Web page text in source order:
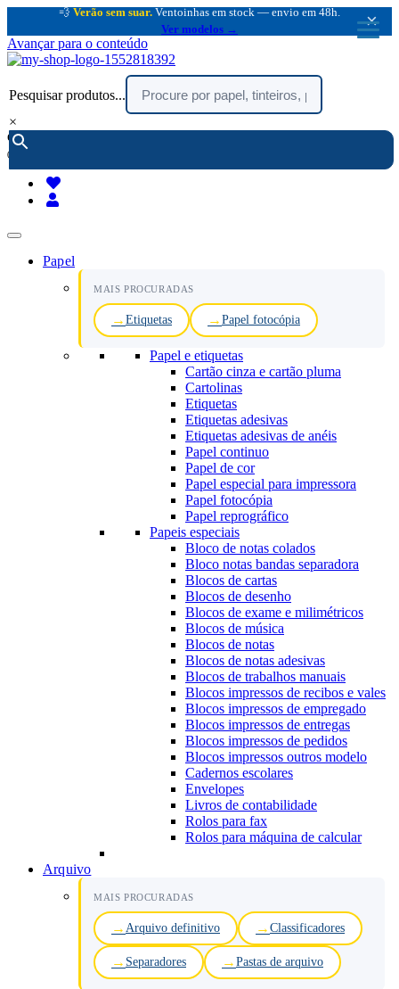
💨 Verão sem suar. Ventoinhas em stock — envio em 48h.
Ver modelos →
×
Avançar para o conteúdo
Pesquisar produtos...
×
encomendar por telefone :
(chamada rede fixa nacional)
Papel
MAIS PROCURADAS
Etiquetas Papel fotocópia
Papel e etiquetas
Cartão cinza e cartão pluma
Cartolinas
Etiquetas
Etiquetas adesivas
Etiquetas adesivas de anéis
Papel continuo
Papel de cor
Papel especial para impressora
Papel fotocópia
Papel reprográfico
Papeis especiais
Bloco de notas colados
Bloco notas bandas separadora
Blocos de cartas
Blocos de desenho
Blocos de exame e milimétricos
Blocos de música
Blocos de notas
Blocos de notas adesivas
Blocos de trabalhos manuais
Blocos impressos de recibos e vales
Blocos impressos de empregado
Blocos impressos de entregas
Blocos impressos de pedidos
Blocos impressos outros modelo
Cadernos escolares
Envelopes
Livros de contabilidade
Rolos para fax
Rolos para máquina de calcular
Arquivo
MAIS PROCURADAS
Arquivo definitivo Classificadores
Separadores Pastas de arquivo